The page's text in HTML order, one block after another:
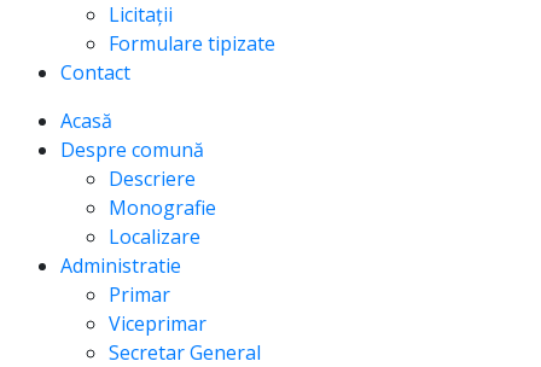
Licitații
Formulare tipizate
Contact
Acasă
Despre comună
Descriere
Monografie
Localizare
Administratie
Primar
Viceprimar
Secretar General